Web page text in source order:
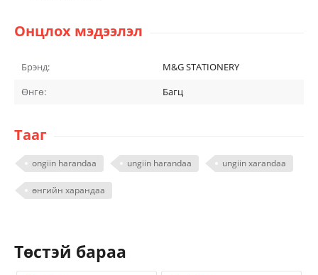
Онцлох мэдээлэл
Брэнд:
M&G STATIONERY
Өнгө:
Багц
Тааг
ongiin harandaa ungiin harandaa ungiin xarandaa
өнгийн харандаа
Төстэй бараа